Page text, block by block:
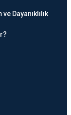
Dayanıklılık